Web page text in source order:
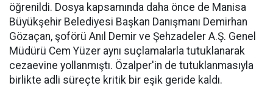
öğrenildi. Dosya kapsamında daha önce de Manisa
Büyükşehir Belediyesi Başkan Danışmanı Demirhan
Gözaçan, şoförü Anıl Demir ve Şehzadeler A.Ş. Genel
Müdürü Cem Yüzer aynı suçlamalarla tutuklanarak
cezaevine yollanmıştı. Özalper'in de tutuklanmasıyla
birlikte adli süreçte kritik bir eşik geride kaldı.